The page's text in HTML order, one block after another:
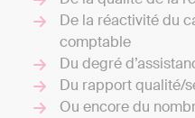
De la réactivité du
comptable
Du degré
Du rapport qualité/
Ou encore du